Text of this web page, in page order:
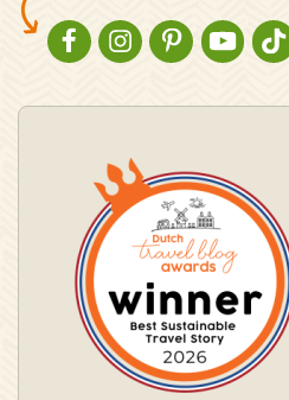
NATURESCANNER OP
NATURESCANNER OP